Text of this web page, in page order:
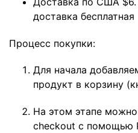
доставка бесплатная
Процесс покупки:
Для начала
продукт в корзину
На этом этапе
checkout с помощью